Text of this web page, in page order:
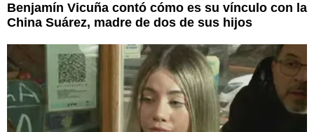
Benjamín Vicuña contó cómo es su vínculo con la
China Suárez, madre de dos de sus hijos